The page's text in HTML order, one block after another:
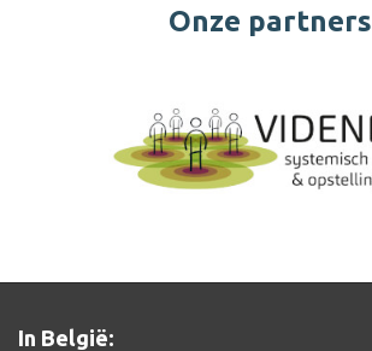
Onze partners
In België: